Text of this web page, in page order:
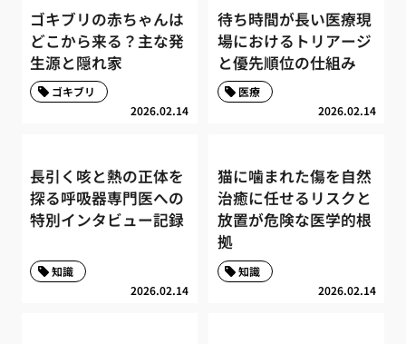
ゴキブリの赤ちゃんは
どこから来る？主な発
生源と隠れ家
2026.02.14
ゴキブリ
待ち時間が長い医療現
場におけるトリアージ
と優先順位の仕組み
2026.02.14
医療
長引く咳と熱の正体を
探る呼吸器専門医への
特別インタビュー記録
2026.02.14
知識
猫に噛まれた傷を自然
治癒に任せるリスクと
放置が危険な医学的根
拠
2026.02.14
知識